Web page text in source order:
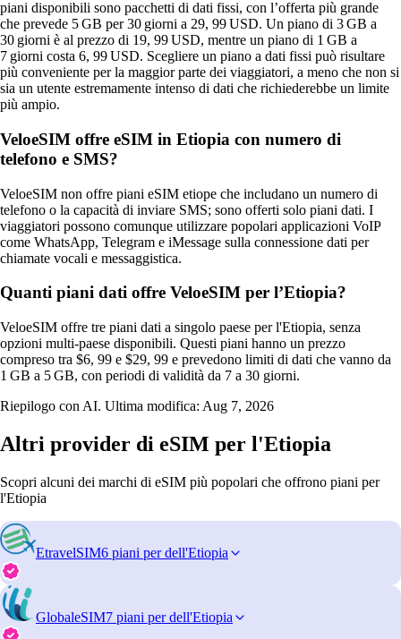
piani disponibili sono pacchetti di dati fissi, con l’offerta più grande
che prevede 5 GB per 30 giorni a 29, 99 USD. Un piano di 3 GB a
30 giorni è al prezzo di 19, 99 USD, mentre un piano di 1 GB a
7 giorni costa 6, 99 USD. Scegliere un piano a dati fissi può risultare
più conveniente per la maggior parte dei viaggiatori, a meno che non si
sia un utente estremamente intenso di dati che richiederebbe un limite
più ampio.
VeloeSIM offre eSIM in Etiopia con numero di
telefono e SMS?
VeloeSIM non offre piani eSIM etiope che includano un numero di
telefono o la capacità di inviare SMS; sono offerti solo piani dati. I
viaggiatori possono comunque utilizzare popolari applicazioni VoIP
come WhatsApp, Telegram e iMessage sulla connessione dati per
chiamate vocali e messaggistica.
Quanti piani dati offre VeloeSIM per l’Etiopia?
VeloeSIM offre tre piani dati a singolo paese per l'Etiopia, senza
opzioni multi‑paese disponibili. Questi piani hanno un prezzo
compreso tra $6, 99 e $29, 99 e prevedono limiti di dati che vanno da
1 GB a 5 GB, con periodi di validità da 7 a 30 giorni.
Riepilogo con AI. Ultima modifica: Aug 7, 2026
Altri provider di eSIM per l'Etiopia
Scopri alcuni dei marchi di eSIM più popolari che offrono piani per
l'Etiopia
EtravelSIM6 piani per dell'Etiopia
GlobaleSIM7 piani per dell'Etiopia